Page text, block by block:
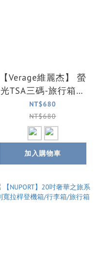
【Verage維麗杰】 螢
光TSA三碼-旅行箱綁
帶/束帶(2色可選)
NT$680
NT$680
加入購物車